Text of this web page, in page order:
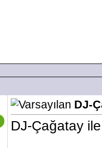
DJ-
DJ-Çağatay